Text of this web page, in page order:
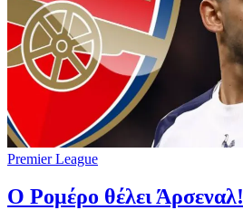
Premier League
Ο Ρομέρο θέλει Άρσεναλ!